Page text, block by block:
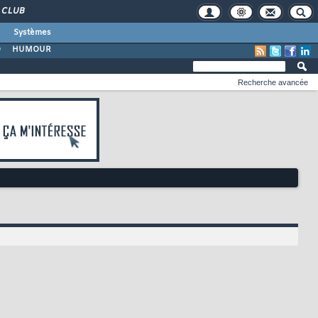
CLUB
Systèmes
HUMOUR
Recherche avancée